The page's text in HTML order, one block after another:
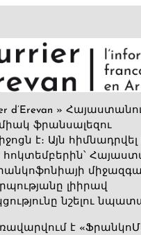
d’Erevan »
ֆրանսալեզու
է։ Այն հիմնադրվել
լիիրավ
նշելու
է